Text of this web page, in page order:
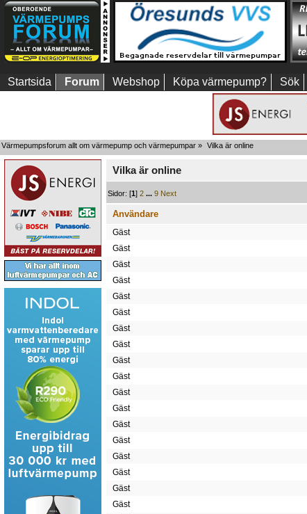
Startsida Forum Webshop Köpa värmepump? Sök
Värmepumpsforum allt om värmepump och värmepumpar » Vilka är online
Vilka är online
Sidor: [1]2 ...9 Next
Användare
Gäst
Gäst
Gäst
Gäst
Gäst
Gäst
Gäst
Gäst
Gäst
Gäst
Gäst
Gäst
Gäst
Gäst
Gäst
Gäst
Gäst
Gäst